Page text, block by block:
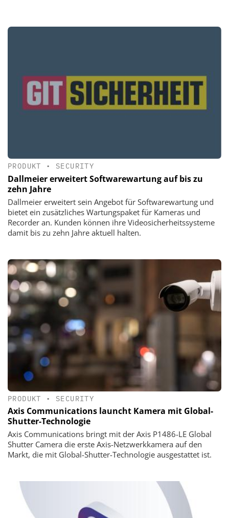
PRODUKT • SECURITY
Dallmeier erweitert Softwarewartung auf bis zu
zehn Jahre
Dallmeier erweitert sein Angebot für Softwarewartung und
bietet ein zusätzliches Wartungspaket für Kameras und
Recorder an. Kunden können ihre Videosicherheitssysteme
damit bis zu zehn Jahre aktuell halten.
PRODUKT • SECURITY
Axis Communications launcht Kamera mit Global-
Shutter-Technologie
Axis Communications bringt mit der Axis P1486-LE Global
Shutter Camera die erste Axis-Netzwerkkamera auf den
Markt, die mit Global-Shutter-Technologie ausgestattet ist.